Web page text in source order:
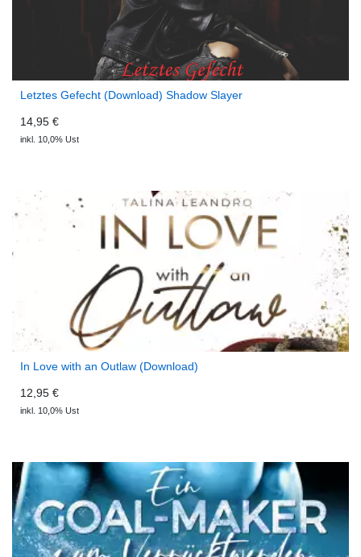
Letztes Gefecht (Download) Shadow Slayer
14,95 €
inkl. 10,0% Ust
In Love with an Outlaw (Download)
12,95 €
inkl. 10,0% Ust